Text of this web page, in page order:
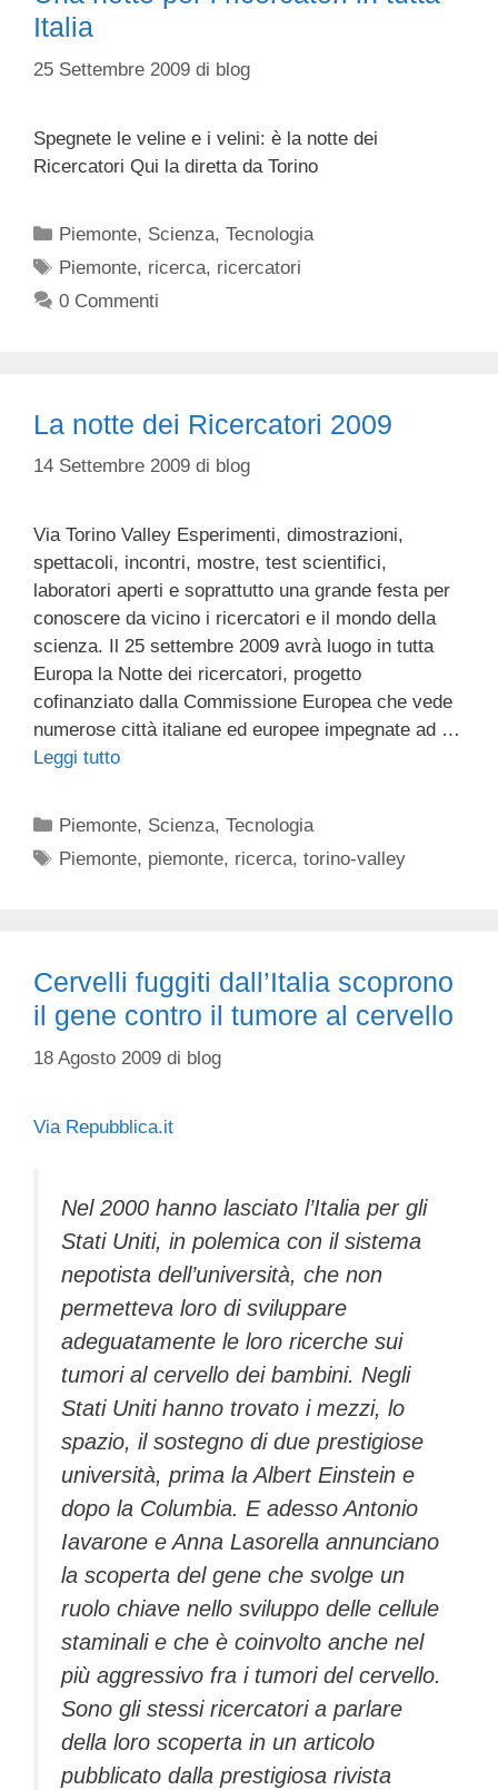
Italia
25 Settembre 2009 di blog
Spegnete le veline e i velini: è la notte dei
Ricercatori Qui la diretta da Torino
Categorie
Piemonte, Scienza,Tecnologia
Tag
Piemonte, ricerca, ricercatori
0 Commenti
La notte dei Ricercatori 2009
14 Settembre 2009 di blog
Via Torino Valley Esperimenti, dimostrazioni,
spettacoli, incontri, mostre, test scientifici,
laboratori aperti e soprattutto una grande festa per
conoscere da vicino i ricercatori e il mondo della
scienza. Il 25 settembre 2009 avrà luogo in tutta
Europa la Notte dei ricercatori, progetto
cofinanziato dalla Commissione Europea che vede
numerose città italiane ed europee impegnate ad …
Leggi tutto
Categorie
Piemonte, Scienza,Tecnologia
Tag
Piemonte, piemonte, ricerca,torino-valley
Cervelli fuggiti dall’Italia scoprono
il gene contro il tumore al cervello
18 Agosto 2009 di blog
Via Repubblica.it
Nel 2000 hanno lasciato l’Italia per gli
Stati Uniti, in polemica con il sistema
nepotista dell’università, che non
permetteva loro di sviluppare
adeguatamente le loro ricerche sui
tumori al cervello dei bambini. Negli
Stati Uniti hanno trovato i mezzi, lo
spazio, il sostegno di due prestigiose
università, prima la Albert Einstein e
dopo la Columbia. E adesso Antonio
Iavarone e Anna Lasorella annunciano
la scoperta del gene che svolge un
ruolo chiave nello sviluppo delle cellule
staminali e che è coinvolto anche nel
più aggressivo fra i tumori del cervello.
Sono gli stessi ricercatori a parlare
della loro scoperta in un articolo
pubblicato dalla prestigiosa rivista